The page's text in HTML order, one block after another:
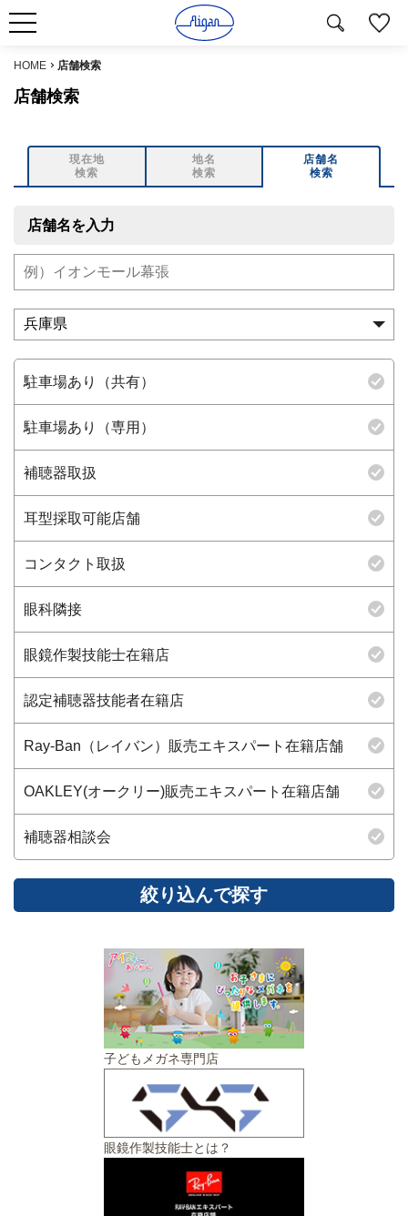
HOME 店舗検索
店舗検索
現在地
検索
地名
検索
店舗名
検索
店舗名を入力
駐車場あり（共有）
駐車場あり（専用）
補聴器取扱
耳型採取可能店舗
コンタクト取扱
眼科隣接
眼鏡作製技能士在籍店
認定補聴器技能者在籍店
Ray-Ban（レイバン）販売エキスパート在籍店舗
OAKLEY(オークリー)販売エキスパート在籍店舗
補聴器相談会
子どもメガネ専門店
眼鏡作製技能士とは？